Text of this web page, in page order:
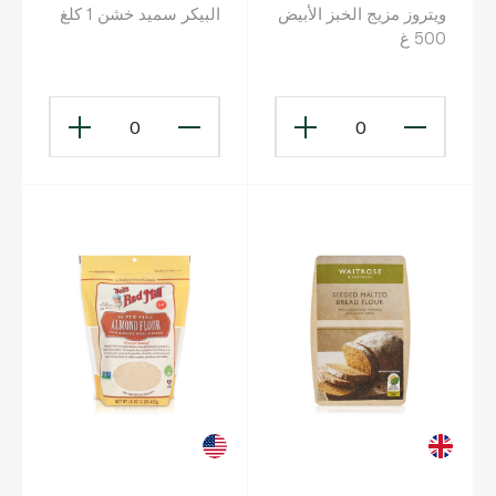
ويتروز مزيج الخبز الأبيض
500 غ
0
البيكر سميد خشن 1 كلغ
0